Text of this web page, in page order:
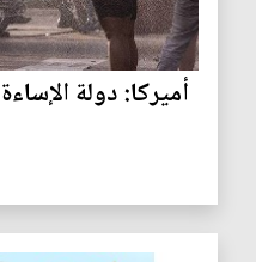
أميركا: دولة